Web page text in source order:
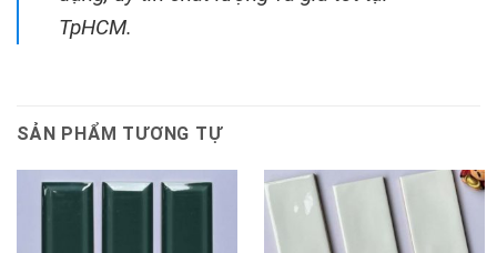
TpHCM.
SẢN PHẨM TƯƠNG TỰ